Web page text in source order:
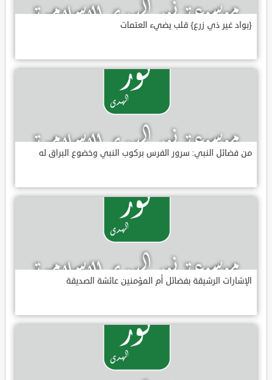
{بواد غير ذي زرع} قلب يضيء العتمات
من فضائل النبي: سرور الفرس بركوب النبي وخضوع البراق له
الإشارات الرشيقة بفضائل أم المؤمنين عائشة الصديقة